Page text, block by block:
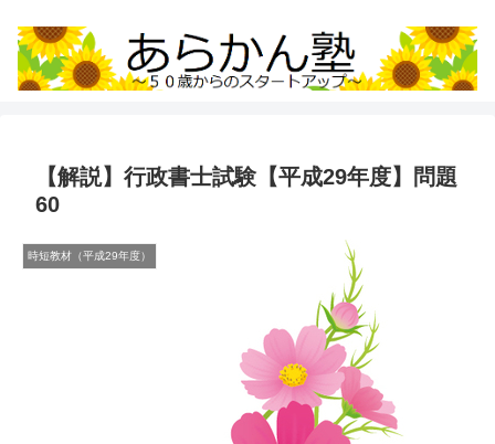
【解説】行政書士試験【平成29年度】問題
60
時短教材（平成29年度）